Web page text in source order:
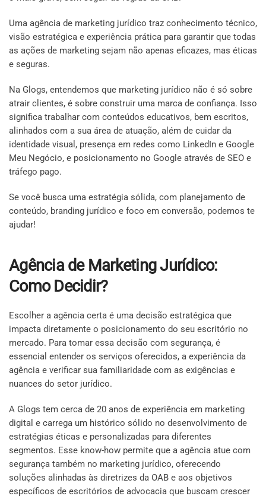
Uma agência de marketing jurídico traz conhecimento técnico,
visão estratégica e experiência prática para garantir que todas
as ações de marketing sejam não apenas eficazes, mas éticas
e seguras.
Na Glogs, entendemos que marketing jurídico não é só sobre
atrair clientes, é sobre construir uma marca de confiança. Isso
significa trabalhar com conteúdos educativos, bem escritos,
alinhados com a sua área de atuação, além de cuidar da
identidade visual, presença em redes como LinkedIn e Google
Meu Negócio, e posicionamento no Google através de SEO e
tráfego pago.
Se você busca uma estratégia sólida, com planejamento de
conteúdo, branding jurídico e foco em conversão, podemos te
ajudar!
Agência de Marketing Jurídico:
Como Decidir?
Escolher a agência certa é uma decisão estratégica que
impacta diretamente o posicionamento do seu escritório no
mercado. Para tomar essa decisão com segurança, é
essencial entender os serviços oferecidos, a experiência da
agência e verificar sua familiaridade com as exigências e
nuances do setor jurídico.
A Glogs tem cerca de 20 anos de experiência em marketing
digital e carrega um histórico sólido no desenvolvimento de
estratégias éticas e personalizadas para diferentes
segmentos. Esse know-how permite que a agência atue com
segurança também no marketing jurídico, oferecendo
soluções alinhadas às diretrizes da OAB e aos objetivos
específicos de escritórios de advocacia que buscam crescer